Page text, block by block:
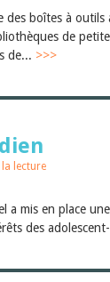
des boîtes à outils
de
de... >>>
lecture
a mis en place
des